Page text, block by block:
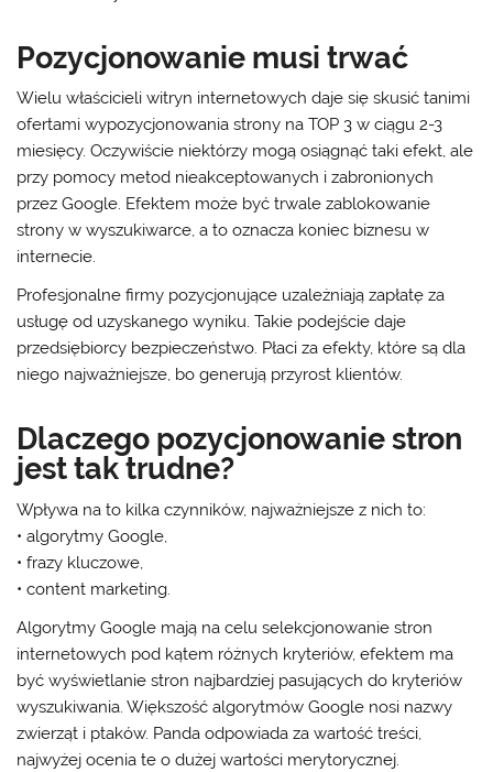
Pozycjonowanie musi trwać
Wielu właścicieli witryn internetowych daje się skusić tanimi
ofertami wypozycjonowania strony na TOP 3 w ciągu 2-3
miesięcy. Oczywiście niektórzy mogą osiągnąć taki efekt, ale
przy pomocy metod nieakceptowanych i zabronionych
przez Google. Efektem może być trwale zablokowanie
strony w wyszukiwarce, a to oznacza koniec biznesu w
internecie.
Profesjonalne firmy pozycjonujące uzależniają zapłatę za
usługę od uzyskanego wyniku. Takie podejście daje
przedsiębiorcy bezpieczeństwo. Płaci za efekty, które są dla
niego najważniejsze, bo generują przyrost klientów.
Dlaczego pozycjonowanie stron
jest tak trudne?
Wpływa na to kilka czynników, najważniejsze z nich to:
• algorytmy Google,
• frazy kluczowe,
• content marketing.
Algorytmy Google mają na celu selekcjonowanie stron
internetowych pod kątem różnych kryteriów, efektem ma
być wyświetlanie stron najbardziej pasujących do kryteriów
wyszukiwania. Większość algorytmów Google nosi nazwy
zwierząt i ptaków. Panda odpowiada za wartość treści,
najwyżej ocenia te o dużej wartości merytorycznej.